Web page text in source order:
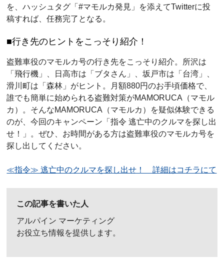
を、ハッシュタグ「#マモルカ発見」を添えてTwitterに投
稿すれば、任務完了となる。
行き先のヒントをこっそり紹介！
盗難車役のマモルカ号の行き先をこっそり紹介。所沢は
「飛行機」、日高市は「ブタさん」、坂戸市は「台湾」、
滑川町は「森林」がヒント。月額880円のお手頃価格で、
誰でも簡単に始められる盗難対策がMAMORUCA（マモル
カ）。そんなMAMORUCA（マモルカ）を疑似体験できる
のが、今回のキャンペーン「指令 逃亡中のクルマを探し出
せ！」。ぜひ、お時間がある方は盗難車役のマモルカ号を
探し出してください。
≪指令≫ 逃亡中のクルマを探し出せ！ 詳細はコチラにて
この記事を書いた人
アルパイン マーケティング
お役立ち情報を提供します。